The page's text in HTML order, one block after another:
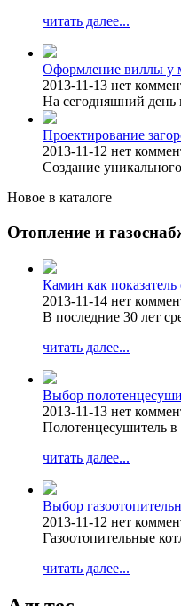
читать далее...
Оформление виллы у
2013-11-13 нет
На сегодняшний день
Проектирование
2013-11-12 нет
Создание
Новое в каталоге
Отопление и
Камин как показатель
2013-11-14 нет
В последние 30 лет
читать далее...
Выбор
2013-11-13 нет
Полотенцесушитель
читать далее...
Выбор
2013-11-12 нет
Газоотопительные
читать далее...